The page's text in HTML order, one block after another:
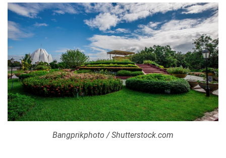
Bangprikphoto / Shutterstock.com